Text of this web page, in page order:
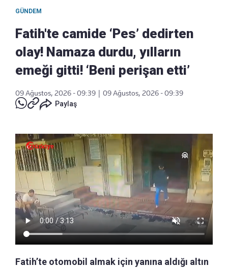
GÜNDEM
Fatih'te camide ‘Pes’ dedirten
olay! Namaza durdu, yılların
emeği gitti! ‘Beni perişan etti’
09 Ağustos, 2026 - 09:39
09 Ağustos, 2026 - 09:39
Paylaş
Fatih’te otomobil almak için yanına aldığı altın